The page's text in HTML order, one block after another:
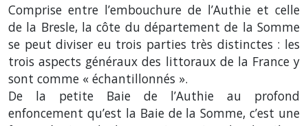
Comprise entre l’embouchure de l’Authie et celle
de la Bresle, la côte du département de la Somme
se peut diviser eu trois parties très distinctes : les
trois aspects généraux des littoraux de la France y
sont comme « échantillonnés ».
De la petite Baie de l’Authie au profond
enfoncement qu’est la Baie de la Somme, c’est une